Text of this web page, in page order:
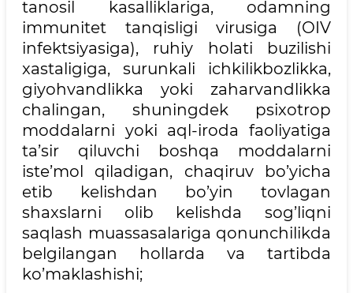
tanosil kasalliklariga, odamning
immunitet tanqisligi virusiga (OIV
infektsiyasiga), ruhiy holati buzilishi
xastaligiga, surunkali ichkilikbozlikka,
giyohvandlikka yoki zaharvandlikka
chalingan, shuningdek psixotrop
moddalarni yoki aql-iroda faoliyatiga
ta’sir qiluvchi boshqa moddalarni
iste’mol qiladigan, chaqiruv bo’yicha
etib kelishdan bo’yin tovlagan
shaxslarni olib kelishda sog’liqni
saqlash muassasalariga qonunchilikda
belgilangan hollarda va tartibda
ko’maklashishi;